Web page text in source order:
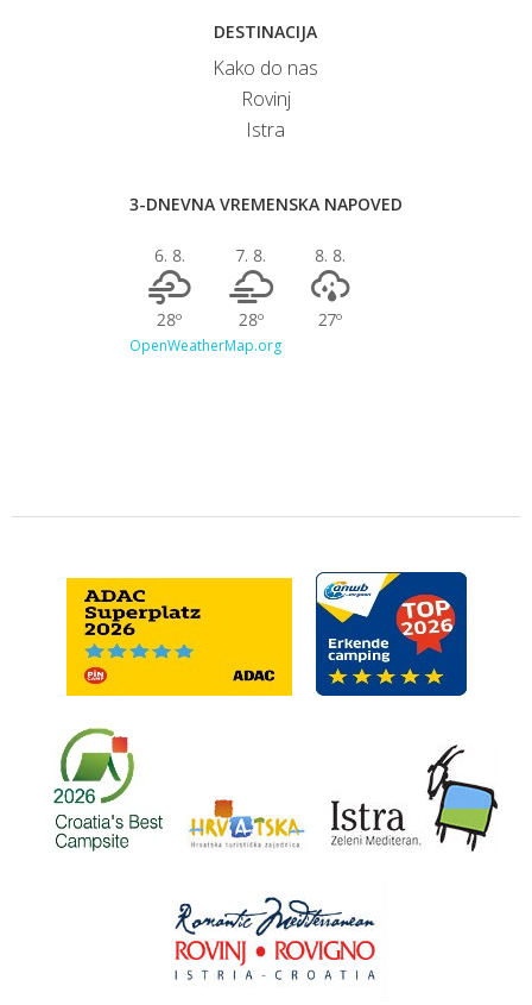
DESTINACIJA
Kako do nas
Rovinj
Istra
3-DNEVNA VREMENSKA NAPOVED
6. 8.
28º
7. 8.
28º
8. 8.
27º
OpenWeatherMap.org